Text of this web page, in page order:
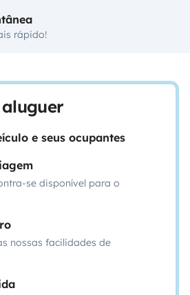
rápido!
e seus ocupantes
se disponível para o
nossas facilidades de